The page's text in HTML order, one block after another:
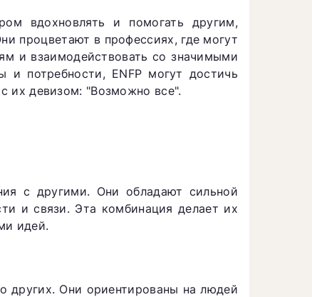
вдохновлять и помогать другим,
процветают в профессиях, где могут
и взаимодействовать со значимыми
потребности, ENFP могут достичь
их девизом: "Возможно все".
с другими. Они обладают сильной
и связи. Эта комбинация делает их
идей.
других. Они ориентированы на людей